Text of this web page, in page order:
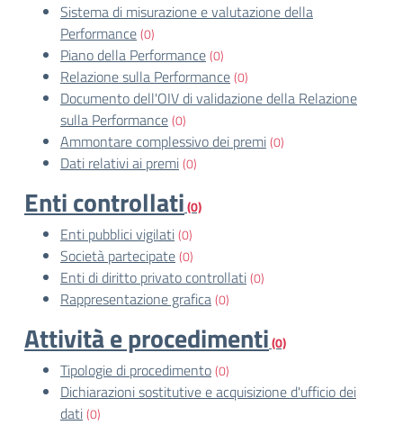
Sistema di misurazione e valutazione della
Performance(0)
Piano della Performance(0)
Relazione sulla Performance(0)
Documento dell'OIV di validazione della Relazione
sulla Performance(0)
Ammontare complessivo dei premi(0)
Dati relativi ai premi(0)
Enti controllati(0)
Enti pubblici vigilati(0)
Società partecipate(0)
Enti di diritto privato controllati(0)
Rappresentazione grafica(0)
Attività e procedimenti(0)
Tipologie di procedimento(0)
Dichiarazioni sostitutive e acquisizione d'ufficio dei
dati(0)